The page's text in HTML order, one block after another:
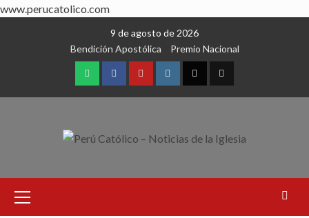
www.perucatolico.com
9 de agosto de 2026
Bendición Apostólica
Premio Nacional
WhatsAppFacebookYoutubeInstagram
X TikTok
Menu